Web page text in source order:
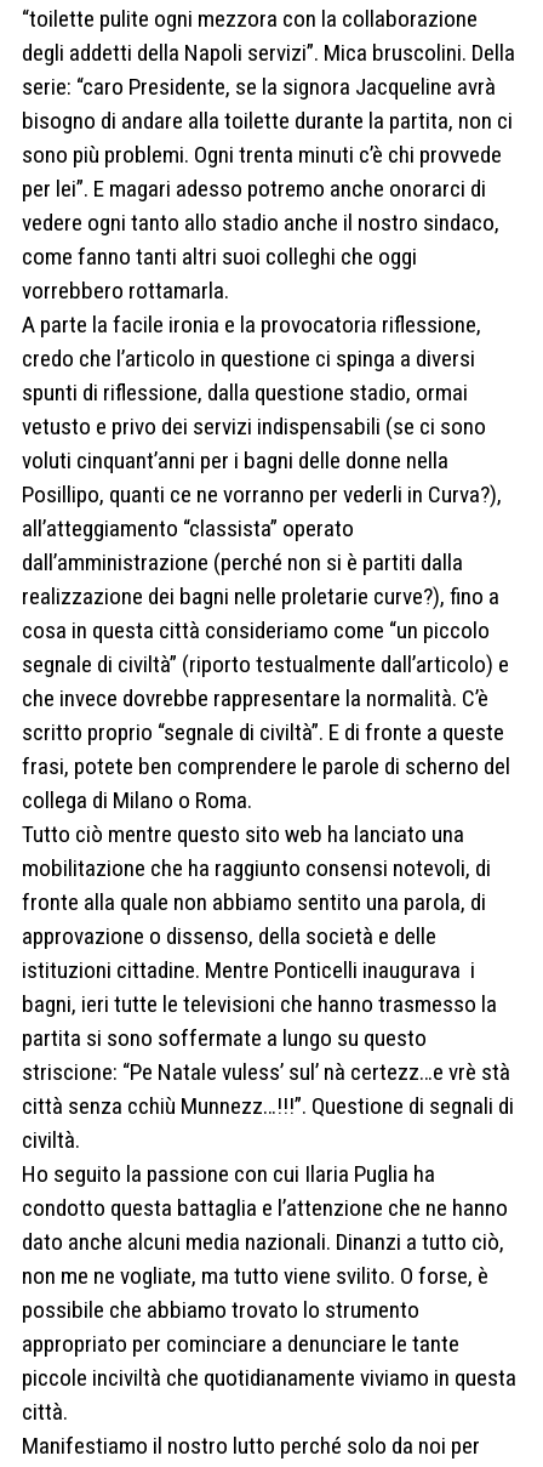
“toilette pulite ogni mezzora con la collaborazione
degli addetti della Napoli servizi”. Mica bruscolini. Della
serie: “caro Presidente, se la signora Jacqueline avrà
bisogno di andare alla toilette durante la partita, non ci
sono più problemi. Ogni trenta minuti c’è chi provvede
per lei”. E magari adesso potremo anche onorarci di
vedere ogni tanto allo stadio anche il nostro sindaco,
come fanno tanti altri suoi colleghi che oggi
vorrebbero rottamarla.
A parte la facile ironia e la provocatoria riflessione,
credo che l’articolo in questione ci spinga a diversi
spunti di riflessione, dalla questione stadio, ormai
vetusto e privo dei servizi indispensabili (se ci sono
voluti cinquant’anni per i bagni delle donne nella
Posillipo, quanti ce ne vorranno per vederli in Curva?),
all’atteggiamento “classista” operato
dall’amministrazione (perché non si è partiti dalla
realizzazione dei bagni nelle proletarie curve?), fino a
cosa in questa città consideriamo come “un piccolo
segnale di civiltà” (riporto testualmente dall’articolo) e
che invece dovrebbe rappresentare la normalità. C’è
scritto proprio “segnale di civiltà”. E di fronte a queste
frasi, potete ben comprendere le parole di scherno del
collega di Milano o Roma.
Tutto ciò mentre questo sito web ha lanciato una
mobilitazione che ha raggiunto consensi notevoli, di
fronte alla quale non abbiamo sentito una parola, di
approvazione o dissenso, della società e delle
istituzioni cittadine. Mentre Ponticelli inaugurava i
bagni, ieri tutte le televisioni che hanno trasmesso la
partita si sono soffermate a lungo su questo
striscione: “Pe Natale vuless’ sul’ nà certezz…e vrè stà
città senza cchiù Munnezz…!!!”. Questione di segnali di
civiltà.
Ho seguito la passione con cui Ilaria Puglia ha
condotto questa battaglia e l’attenzione che ne hanno
dato anche alcuni media nazionali. Dinanzi a tutto ciò,
non me ne vogliate, ma tutto viene svilito. O forse, è
possibile che abbiamo trovato lo strumento
appropriato per cominciare a denunciare le tante
piccole inciviltà che quotidianamente viviamo in questa
città.
Manifestiamo il nostro lutto perché solo da noi per